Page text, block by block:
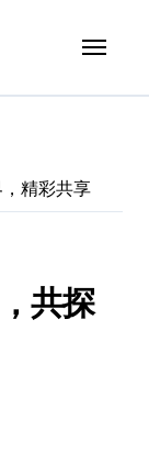
精彩共享
共探